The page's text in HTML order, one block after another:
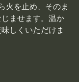
火を止め、そのま
ませます。温か
しくいただけま